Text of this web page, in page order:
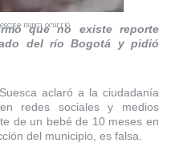
nunca ocurrió.
que no existe reporte
del río Bogotá y pidió
aclaró a la ciudadanía
redes sociales y medios
de un bebé de 10 meses en
del municipio, es falsa.